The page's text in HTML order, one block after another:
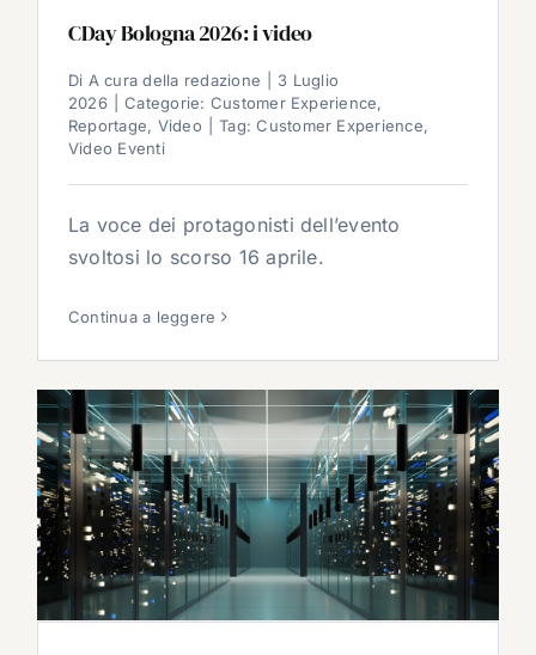
CDay Bologna 2026: i video
Di A cura della redazione
3 Luglio
2026
Categorie: Customer Experience,
Reportage, Video Tag:Customer Experience,
Video Eventi
La voce dei protagonisti dell’evento
svoltosi lo scorso 16 aprile.
Continua a leggere